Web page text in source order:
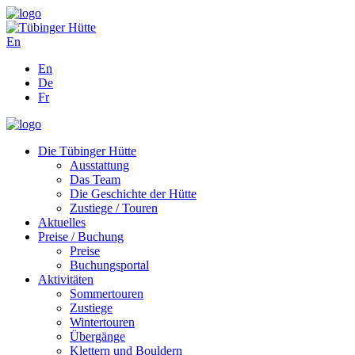
En
En
De
Fr
Die Tübinger Hütte
Ausstattung
Das Team
Die Geschichte der Hütte
Zustiege / Touren
Aktuelles
Preise / Buchung
Preise
Buchungsportal
Aktivitäten
Sommertouren
Zustiege
Wintertouren
Übergänge
Klettern und Bouldern